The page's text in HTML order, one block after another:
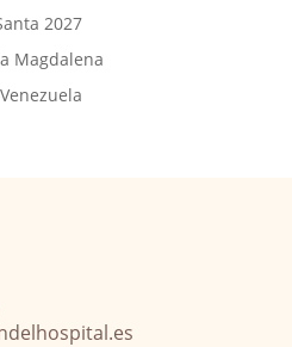
2027
Magdalena